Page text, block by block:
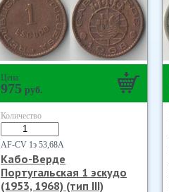
Цена
975 руб.
Количество
AF-CV 1э 53,68А
Кабо-Верде
Португальская 1 эскудо
(1953, 1968) (тип III)